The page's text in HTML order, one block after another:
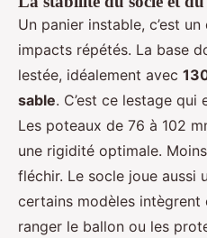
Un panier instable, c’est
impacts répétés. La base
lestée, idéalement avec
sable. C’est ce lestage qui
Les poteaux de 76 à 102
une rigidité optimale.
fléchir. Le socle joue aussi
certains modèles
ranger le ballon ou les